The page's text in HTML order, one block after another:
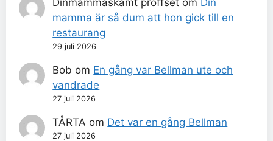
mamma är så dum att hon gick till en
restaurang
29 juli 2026
Bob om En gång var Bellman ute och
vandrade
27 juli 2026
TÅRTA om Det var en gång Bellman
27 juli 2026